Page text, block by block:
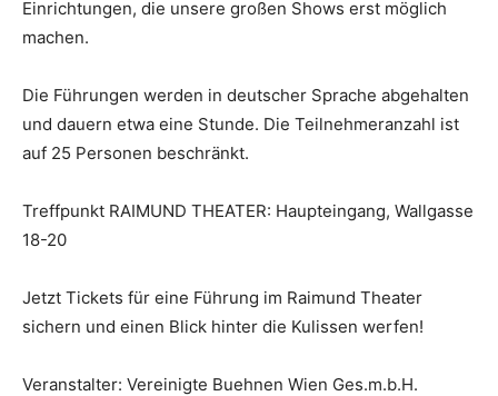
Einrichtungen, die unsere großen Shows erst möglich
machen.
Die Führungen werden in deutscher Sprache abgehalten
und dauern etwa eine Stunde. Die Teilnehmeranzahl ist
auf 25 Personen beschränkt.
Treffpunkt RAIMUND THEATER: Haupteingang, Wallgasse
18-20
Jetzt Tickets für eine Führung im Raimund Theater
sichern und einen Blick hinter die Kulissen werfen!
Veranstalter: Vereinigte Buehnen Wien Ges.m.b.H.